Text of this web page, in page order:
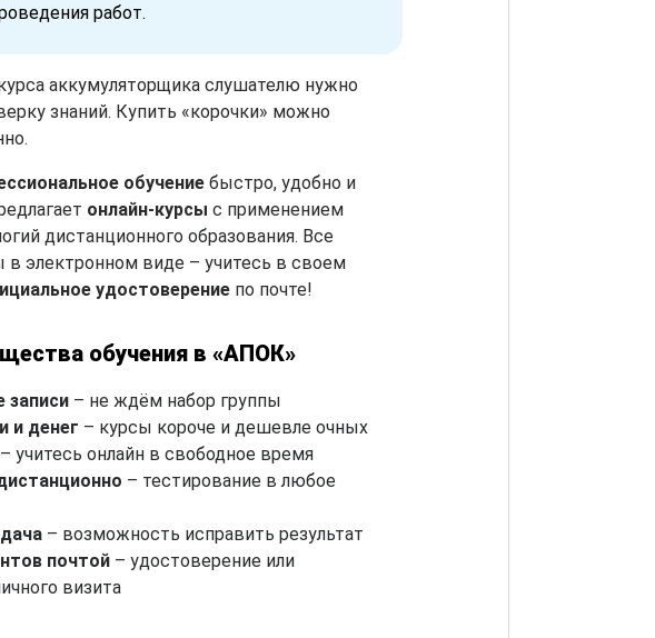
работ.
аккумуляторщика слушателю нужно
знаний. Купить «корочки» можно
обучение быстро, удобно и
онлайн-курсы с применением
дистанционного образования. Все
в электронном виде – учитесь в своем
удостоверение по почте!
обучения в «АПОК»
записи – не ждём набор группы
и денег – курсы короче и дешевле очных
– учитесь онлайн в свободное время
– тестирование в любое
– возможность исправить результат
почтой – удостоверение или
визита